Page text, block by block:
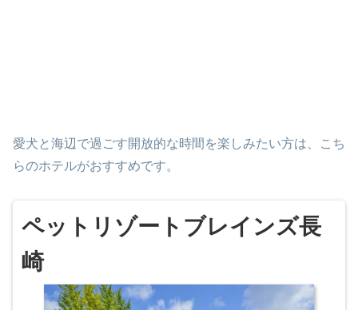
愛犬と海辺で過ごす開放的な時間を楽しみたい方は、こち
らのホテルがおすすめです。
ペットリゾートブレインズ長
崎